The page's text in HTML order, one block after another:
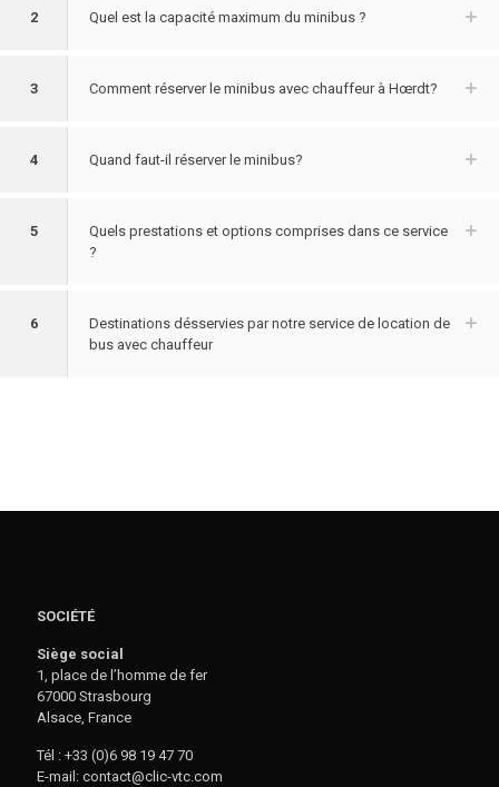
2 Quel est la capacité maximum du minibus ?
3 Comment réserver le minibus avec chauffeur à Hœrdt?
4 Quand faut-il réserver le minibus?
5
Quels prestations et options comprises dans ce service
?
6
Destinations désservies par notre service de location de
bus avec chauffeur
SOCIÉTÉ
Siège social
1, place de l’homme de fer
67000 Strasbourg
Alsace, France
Tél : +33 (0)6 98 19 47 70
E-mail: contact@clic-vtc.com